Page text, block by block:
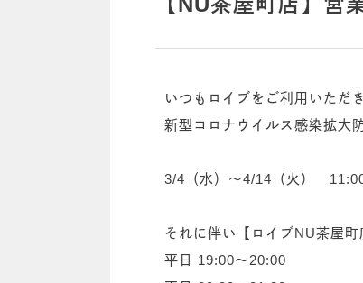
いつもロイブをご利用いただ
新型コロナウイルス感染拡大
3/4（水）～4/14（火）
それに伴い【ロイブNU茶屋町
平日 19:00～20:00